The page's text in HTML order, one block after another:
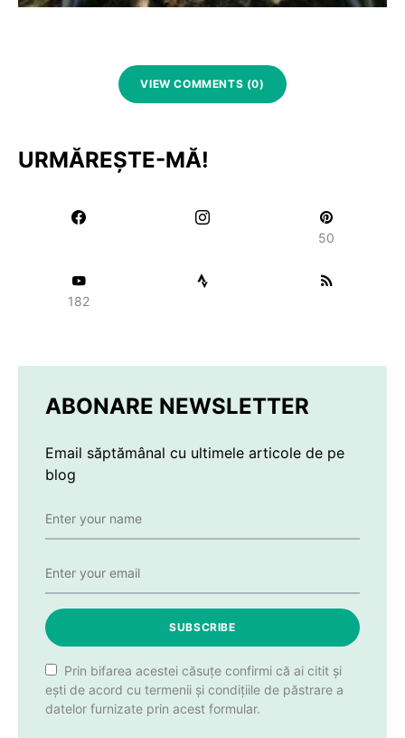
VIEW COMMENTS (0)
URMĂREȘTE-MĂ!
50
182
ABONARE NEWSLETTER
Email săptămânal cu ultimele articole de pe
blog
SUBSCRIBE
Prin bifarea acestei căsuțe confirmi că ai citit și
ești de acord cu termenii și condițiile de păstrare a
datelor furnizate prin acest formular.